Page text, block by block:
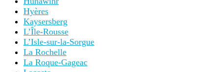
Hyères
Kaysersberg
L’Île-Rousse
L’Isle-sur-la-Sorgue
La Rochelle
La Roque-Gageac